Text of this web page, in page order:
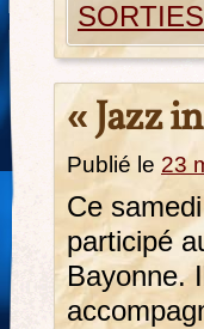
« Jazz
Publié le 23
Ce
participé
Bayonne.